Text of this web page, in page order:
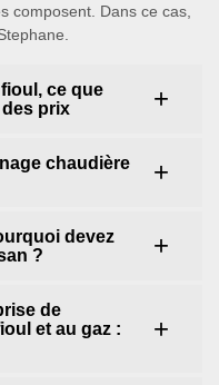
composent. Dans ce cas,
ce que
prix
chaudière
devez
?
de
et au gaz :